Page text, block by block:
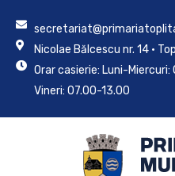
Nicolae Bălcescu nr. 14 •
Orar casierie: Luni-
Vineri: 07.00-13.00